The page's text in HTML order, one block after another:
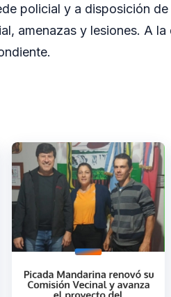
policial y a disposición
amenazas y lesiones. A